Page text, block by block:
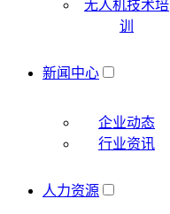
无人机技术培
训
新闻中心
企业动态
行业资讯
人力资源